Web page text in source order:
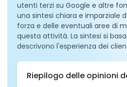
utenti terzi su Google e altre
una sintesi chiara e imparziale
forza e delle eventuali aree di
questa attività. La sintesi si
descrivono l'esperienza dei
Riepilogo delle opinioni